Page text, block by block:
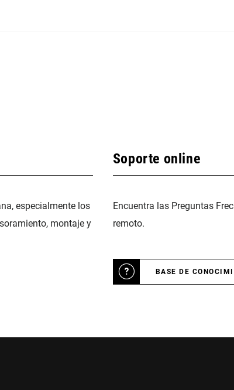
especialmente los
montaje y
Soporte online
Encuentra las Preguntas
remoto.
BASE DE